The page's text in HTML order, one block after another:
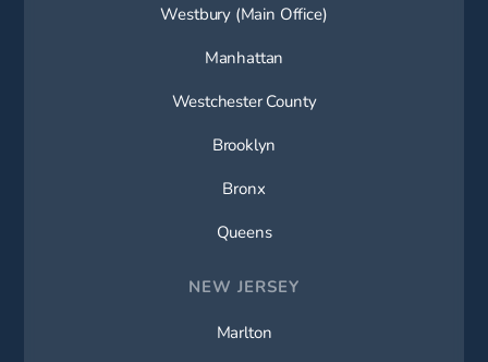
Westbury (Main Office)
Manhattan
Westchester County
Brooklyn
Bronx
Queens
NEW JERSEY
Marlton